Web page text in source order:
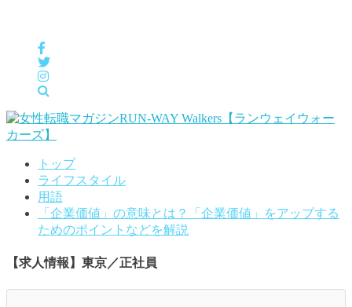
トップ
ライフスタイル
用語
「企業価値」の意味とは？「企業価値」をアップする
ためのポイントなどを解説
【求人情報】東京／正社員